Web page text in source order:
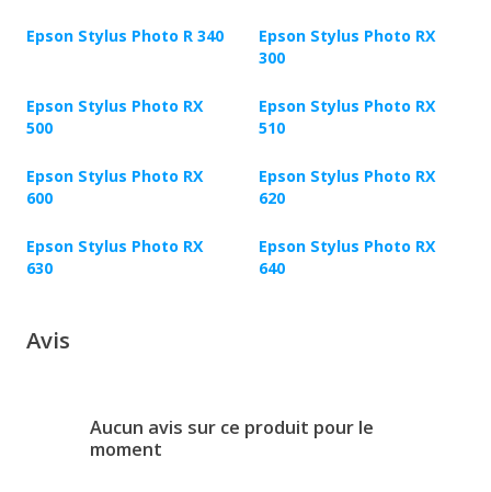
Epson Stylus Photo R 340
Epson Stylus Photo RX
300
Epson Stylus Photo RX
500
Epson Stylus Photo RX
510
Epson Stylus Photo RX
600
Epson Stylus Photo RX
620
Epson Stylus Photo RX
630
Epson Stylus Photo RX
640
Avis
Aucun avis sur ce produit pour le
moment